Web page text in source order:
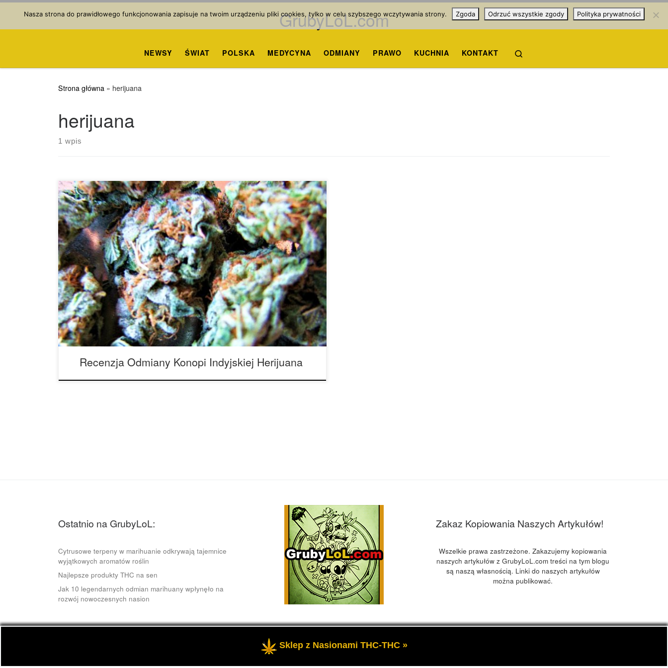
Przejdź do treści GrubyLoL.com
NEWSY ŚWIAT POLSKA MEDYCYNA ODMIANY PRAWO KUCHNIA KONTAKT
Strona główna » herijuana
herijuana
1 wpis
Ilość THC: 22 procent Ilość CBD: 0.1 procent Rodowód: Petrolia Headstash,
New Haven Herijuana to piękna indica, która produkuje mocno uspokajające i
refleksyjne efekty. Zawartość THC w tej roślinie może wynosić nawet 25
procent. Odmiana ta jest zalecana dla osób doświadczonych, które poszukują
głębokiego relaksu. Herijuana ma interesującą historię genetyczną. […]
Recenzja Odmiany Konopi Indyjskiej Herijuana
Ostatnio na GrubyLoL:
Cytrusowe terpeny w marihuanie odkrywają tajemnice
wyjątkowych aromatów roślin
Najlepsze produkty THC na sen
Jak 10 legendarnych odmian marihuany wpłynęło na
rozwój nowoczesnych nasion
Zakaz Kopiowania Naszych Artykułów!
Wszelkie prawa zastrzeżone. Zakazujemy kopiowania
naszych artykułów z GrubyLoL.com treści na tym blogu
są naszą własnością. Linki do naszych artykułów
można publikować.
- Przedstawia informacje o marihuanie, czyli cannabis blog, kuchnia konopna i wiele innych.
Nasza strona do prawidłowego funkcjonowania zapisuje na twoim urządzeniu pliki cookies, tylko w celu szybszego wczytywania strony. Zgoda Odrzuć wszystkie zgody Polityka prywatności
Sklep z Nasionami THC-THC »